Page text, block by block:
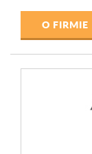
O FIRMIE